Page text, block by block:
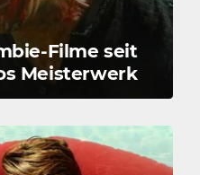
Filme seit
Meisterwerk